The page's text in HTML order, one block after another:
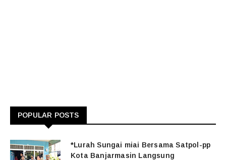
POPULAR POSTS
*Lurah Sungai miai Bersama Satpol-pp
Kota Banjarmasin Langsung